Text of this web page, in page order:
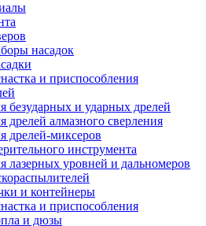
насадок
и приспособления
безударных и ударных дрелей
дрелей алмазного сверления
дрелей-миксеров
инструмента
лазерных уровней и дальномеров
и контейнеры
и приспособления
и дюзы